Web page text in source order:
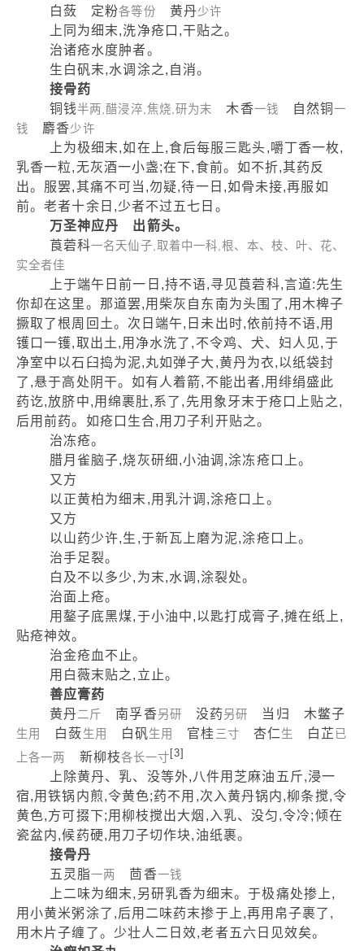
白蔹 定粉各等份 黄丹少许
上同为细末,洗净疮口,干贴之。
治诸疮水度肿者。
生白矾末,水调涂之,自消。
接骨药
铜钱半两,醋浸淬,焦烧,研为末 木香一钱 自然铜一
钱
麝香少许
上为极细末,如在上,食后每服三匙头,嚼丁香一枚,
乳香一粒,无灰酒一小盏;在下,食前。如不折,其药反
出。服罢,其痛不可当,勿疑,待一日,如骨未接,再服如
前。老者十余日,少者不过五七日。
万圣神应丹 出箭头。
莨菪科一名天仙子,取着中一科,根、本、枝、叶、花、
实全者佳
上于端午日前一日,持不语,寻见莨菪科,言道:先生
你却在这里。那道罢,用柴灰自东南为头围了,用木椑子
撅取了根周回土。次日端午,日未出时,依前持不语,用
镬口一镬,取出土,用净水洗了,不令鸡、犬、妇人见,于
净室中以石臼捣为泥,丸如弹子大,黄丹为衣,以纸袋封
了,悬于高处阴干。如有人着箭,不能出者,用绯绢盛此
药讫,放脐中,用绵裹肚,系了,先用象牙末于疮口上贴之,
后用前药。如疮口生合,用刀子利开贴之。
治冻疮。
腊月雀脑子,烧灰研细,小油调,涂冻疮口上。
又方
以正黄柏为细末,用乳汁调,涂疮口上。
又方
以山药少许,生,于新瓦上磨为泥,涂疮口上。
治手足裂。
白及不以多少,为末,水调,涂裂处。
治面上疮。
用鏊子底黑煤,于小油中,以匙打成膏子,摊在纸上,
贴疮神效。
治金疮血不止。
用白薇末贴之,立止。
善应膏药
黄丹二斤 南孚香另研 没药另研 当归 木鳖子
生用 白蔹生用 白矾生用 官桂三寸 杏仁生 白芷 已
上各一两
新柳枝各长一寸 [3]
上除黄丹、乳、没等外,八件用芝麻油五斤,浸一
宿,用铁锅内煎,令黄色;药不用,次入黄丹锅内,柳条搅,令
黄色,方可掇下;用柳枝搅出大烟,入乳、没匀,令冷;倾在
瓷盆内,候药硬,用刀子切作块,油纸裹。
接骨丹
五灵脂一两 茴香一钱
上二味为细末,另研乳香为细末。于极痛处掺上,
用小黄米粥涂了,后用二味药末掺于上,再用帛子裹了,
用木片子缠了。少壮人二日效,老者五六日见效矣。